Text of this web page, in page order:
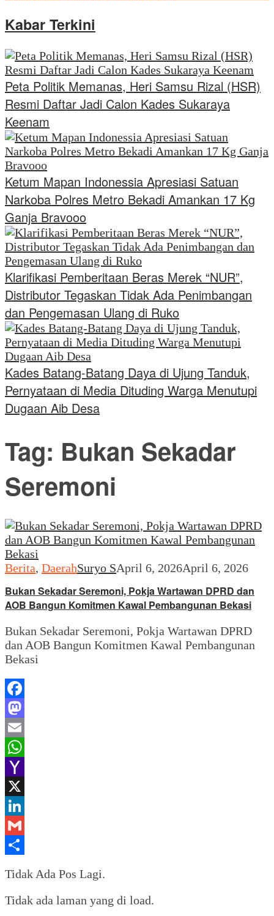
Kabar Terkini
Peta Politik Memanas, Heri Samsu Rizal (HSR)
Resmi Daftar Jadi Calon Kades Sukaraya
Keenam
Ketum Mapan Indonessia Apresiasi Satuan
Narkoba Polres Metro Bekadi Amankan 17 Kg
Ganja Bravooo
Klarifikasi Pemberitaan Beras Merek “NUR”,
Distributor Tegaskan Tidak Ada Penimbangan
dan Pengemasan Ulang di Ruko
Kades Batang-Batang Daya di Ujung Tanduk,
Pernyataan di Media Dituding Warga Menutupi
Dugaan Aib Desa
Tag: Bukan Sekadar
Seremoni
Berita, DaerahSuryo SApril 6, 2026April 6, 2026
Bukan Sekadar Seremoni, Pokja Wartawan DPRD dan
AOB Bangun Komitmen Kawal Pembangunan Bekasi
Bukan Sekadar Seremoni, Pokja Wartawan DPRD
dan AOB Bangun Komitmen Kawal Pembangunan
Bekasi
Facebook
Mastodon
Email
WhatsApp
Yahoo
Mail
X
LinkedIn
Gmail
Tidak Ada Pos Lagi.
Tidak ada laman yang di load.